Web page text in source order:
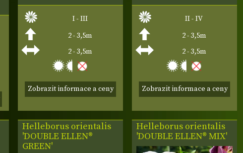
I - III
2 - 3,5m
2 - 3,5m
Zobrazit informace a ceny
II - IV
2 - 3,5m
2 - 3,5m
Zobrazit informace a ceny
Helleborus orientalis
'DOUBLE ELLEN®
GREEN'
Helleborus orientalis
'DOUBLE ELLEN® MIX'